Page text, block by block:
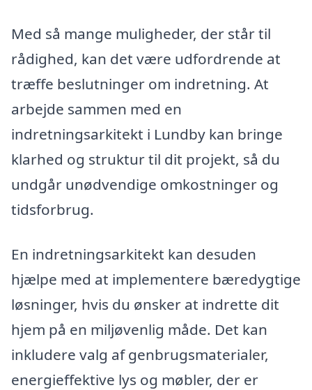
Med så mange muligheder, der står til
rådighed, kan det være udfordrende at
træffe beslutninger om indretning. At
arbejde sammen med en
indretningsarkitekt i Lundby kan bringe
klarhed og struktur til dit projekt, så du
undgår unødvendige omkostninger og
tidsforbrug.
En indretningsarkitekt kan desuden
hjælpe med at implementere bæredygtige
løsninger, hvis du ønsker at indrette dit
hjem på en miljøvenlig måde. Det kan
inkludere valg af genbrugsmaterialer,
energieffektive lys og møbler, der er